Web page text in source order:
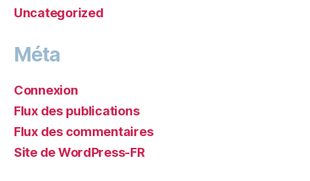
Uncategorized
Méta
Connexion
Flux des publications
Flux des commentaires
Site de WordPress-FR